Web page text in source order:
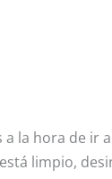
a la hora de ir
limpio,